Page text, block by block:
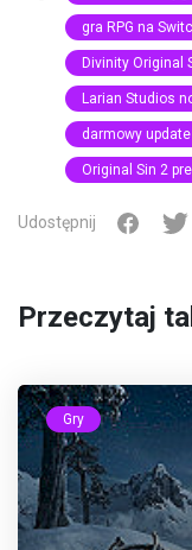
gra RPG na
Divinity Original
Larian Studios
darmowy
Original Sin 2
Udostępnij
Przeczytaj
Gry